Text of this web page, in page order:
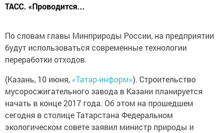
ТАСС. «Проводится...
По словам главы Минприроды России, на предприятии
будут использоваться современные технологии
переработки отходов.
(Казань, 10 июня, «Татар-информ»). Строительство
мусоросжигательного завода в Казани планируется
начать в конце 2017 года. Об этом на прошедшем
сегодня в столице Татарстана Федеральном
экологическом совете заявил министр природы и